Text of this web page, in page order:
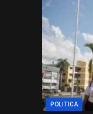
POLITICA